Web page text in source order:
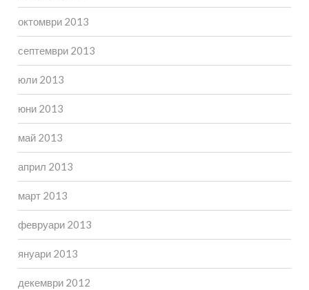
октомври 2013
септември 2013
юли 2013
юни 2013
май 2013
април 2013
март 2013
февруари 2013
януари 2013
декември 2012